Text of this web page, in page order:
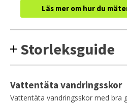
Läs mer om hur du
Storleksguide
Vattentäta vandringsskor
Vattentäta vandringsskor med bra